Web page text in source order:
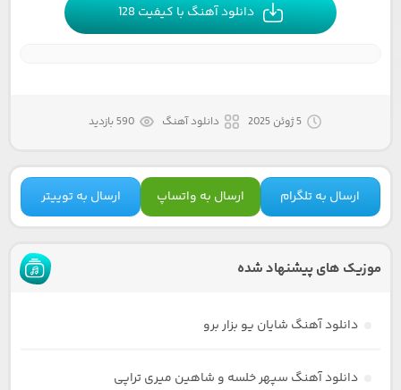
دانلود آهنگ با کیفیت 128
5 ژوئن 2025 دانلود آهنگ 590 بازدید
ارسال به تلگرام ارسال به واتساپ ارسال به توییتر
موزیک های پیشنهاد شده
دانلود آهنگ شایان یو بزار برو
دانلود آهنگ سپهر خلسه و شاهین میری تراپی